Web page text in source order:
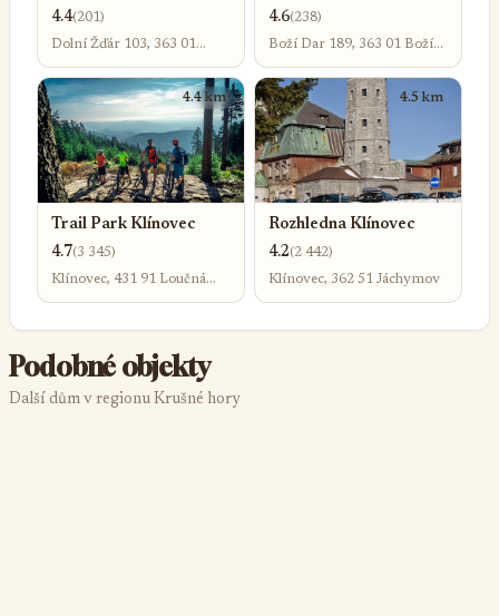
4.4(201)
Dolní Žďár 103, 363 01
4.6(238)
Boží Dar 189, 363 01 Boží
4.4 km
Trail Park Klínovec
4.7(3 345)
Klínovec, 431 91 Loučná
4.5 km
Rozhledna Klínovec
4.2(2 442)
Klínovec, 362 51 Jáchymov
Podobné objekty
Další dům v regionu Krušné hory